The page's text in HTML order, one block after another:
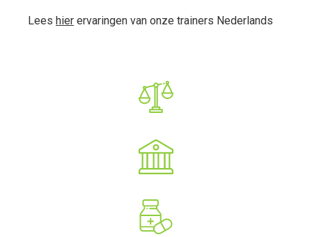
Lees hier ervaringen van onze trainers Nederlands